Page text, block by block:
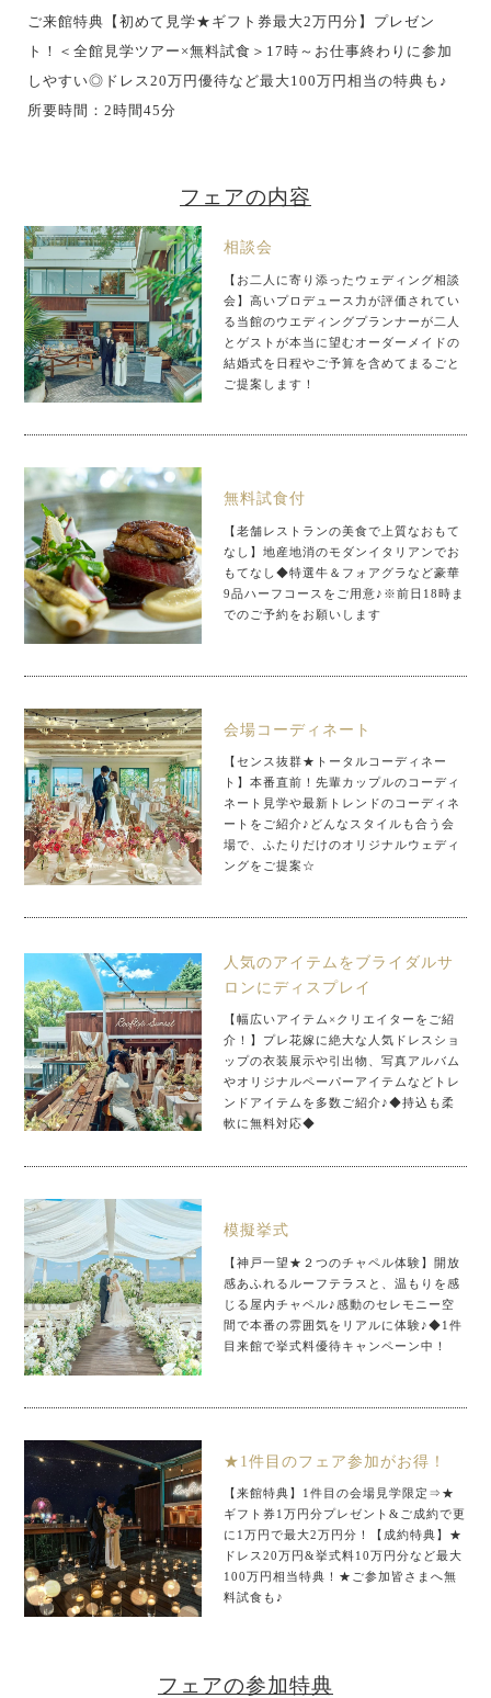
ご来館特典【初めて見学★ギフト券最大2万円分】プレゼン
ト！＜全館見学ツアー×無料試食＞17時～お仕事終わりに参加
しやすい◎ドレス20万円優待など最大100万円相当の特典も♪
所要時間：2時間45分
フェアの内容
相談会
【お二人に寄り添ったウェディング相談
会】高いプロデュース力が評価されてい
る当館のウエディングプランナーが二人
とゲストが本当に望むオーダーメイドの
結婚式を日程やご予算を含めてまるごと
ご提案します！
無料試食付
【老舗レストランの美食で上質なおもて
なし】地産地消のモダンイタリアンでお
もてなし◆特選牛＆フォアグラなど豪華
9品ハーフコースをご用意♪※前日18時ま
でのご予約をお願いします
会場コーディネート
【センス抜群★トータルコーディネー
ト】本番直前！先輩カップルのコーディ
ネート見学や最新トレンドのコーディネ
ートをご紹介♪どんなスタイルも合う会
場で、ふたりだけのオリジナルウェディ
ングをご提案☆
人気のアイテムをブライダルサ
ロンにディスプレイ
【幅広いアイテム×クリエイターをご紹
介！】プレ花嫁に絶大な人気ドレスショ
ップの衣装展示や引出物、写真アルバム
やオリジナルペーパーアイテムなどトレ
ンドアイテムを多数ご紹介♪◆持込も柔
軟に無料対応◆
模擬挙式
【神戸一望★２つのチャペル体験】開放
感あふれるルーフテラスと、温もりを感
じる屋内チャペル♪感動のセレモニー空
間で本番の雰囲気をリアルに体験♪◆1件
目来館で挙式料優待キャンペーン中！
★1件目のフェア参加がお得！
【来館特典】1件目の会場見学限定⇒★
ギフト券1万円分プレゼント&ご成約で更
に1万円で最大2万円分！【成約特典】★
ドレス20万円&挙式料10万円分など最大
100万円相当特典！★ご参加皆さまへ無
料試食も♪
フェアの参加特典